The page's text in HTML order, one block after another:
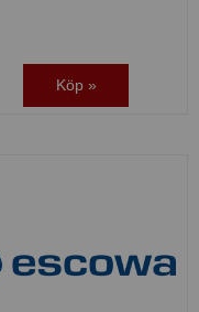
Köp »